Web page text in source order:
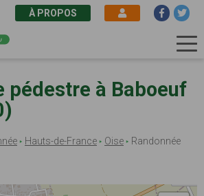
À PROPOS
pédestre à Baboeuf
Hauts-de-France Oise
Randonnée